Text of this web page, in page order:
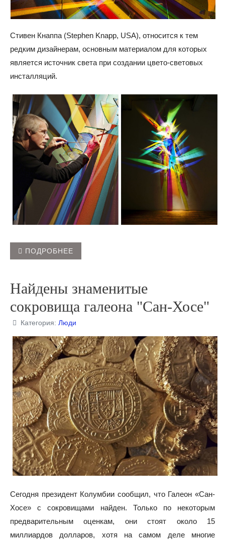
Стивен Кнаппа (Stephen Knapp, USA), относится к тем
редким дизайнерам, основным материалом для которых
является источник света при создании цвето-световых
инсталляций.
ПОДРОБНЕЕ
Найдены знаменитые
сокровища галеона "Сан-Хосе"
Категория: Люди
Сегодня президент Колумбии сообщил, что Галеон «Сан-
Хосе» с сокровищами найден. Только по некоторым
предварительным оценкам, они стоят около 15
миллиардов долларов, хотя на самом деле многие